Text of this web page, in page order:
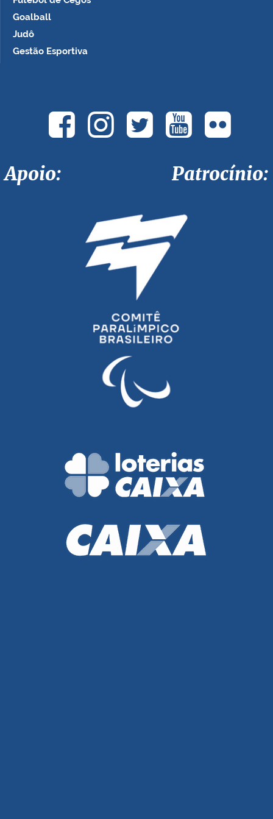
Goalball
Judô
Gestão Esportiva
Apoio: Patrocínio: